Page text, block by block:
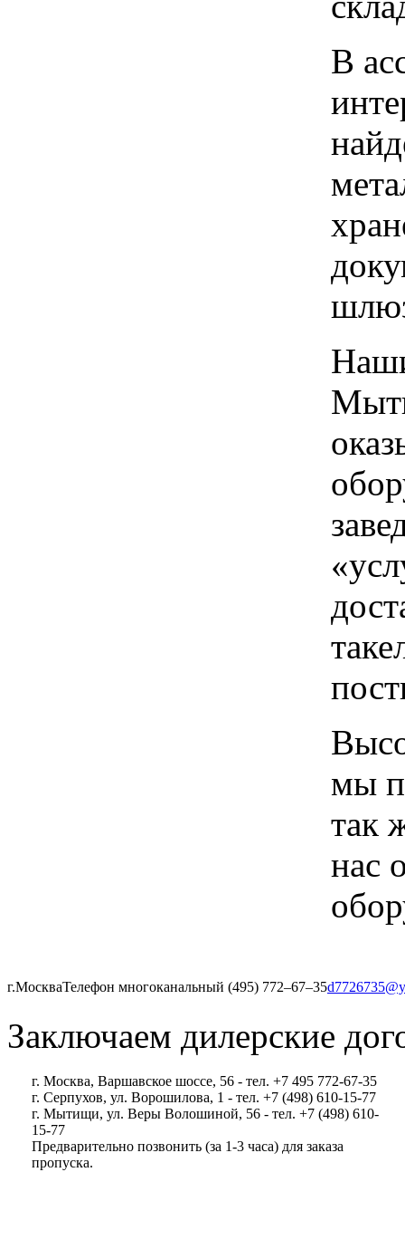
В
мы
так
нас
г.МоскваТелефон многоканальный (495) 772‒67‒35
Заключаем дилерские
г. Москва, Варшавское шоссе, 56 - тел. +7 495 772-67-35
г. Серпухов, ул. Ворошилова, 1 - тел. +7 (498) 610-15-77
г. Мытищи, ул. Веры Волошиной, 56 - тел. +7 (498) 610-
15-77
Предварительно позвонить (за 1-3 часа) для заказа
пропуска.